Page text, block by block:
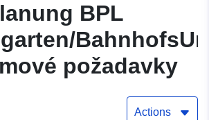
BPL
požadavky
Actions